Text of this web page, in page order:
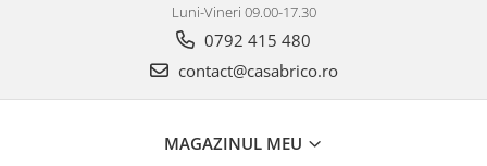
Accesorii utilaje agricole
Luni-Vineri 09.00-17.30
0792 415 480
contact@casabrico.ro
MAGAZINUL MEU